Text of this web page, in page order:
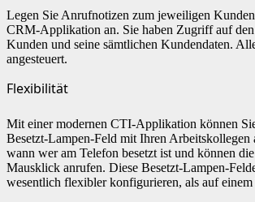
Legen Sie Anrufnotizen zum jeweiligen
CRM-Applikation an. Sie haben Zugriff auf
Kunden und seine sämtlichen Kundendaten.
angesteuert.
Flexibilität
Mit einer modernen CTI-Applikation können
Besetzt-Lampen-Feld mit Ihren Arbeitskollegen
wann wer am Telefon besetzt ist und können
Mausklick anrufen. Diese Besetzt-Lampen-
wesentlich flexibler konfigurieren, als auf einem